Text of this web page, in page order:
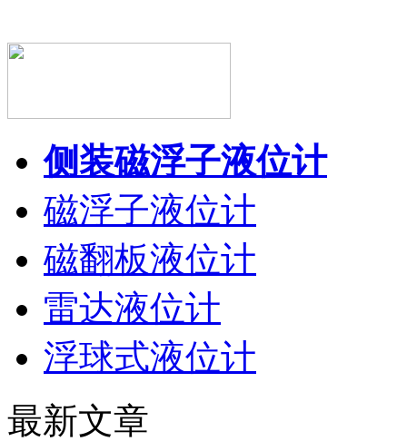
侧装磁浮子液位计
磁浮子液位计
磁翻板液位计
雷达液位计
浮球式液位计
最新文章